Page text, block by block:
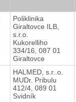
Poliklinika
Giraltovce ILB,
s.r.o.
Kukorelliho
334/16, 087 01
Giraltovce
HALMED, s.r..o.
MUDr. Pribulu
412/4, 089 01
Svidník